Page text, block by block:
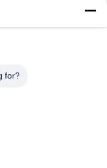
και τεχνολογικής
for?